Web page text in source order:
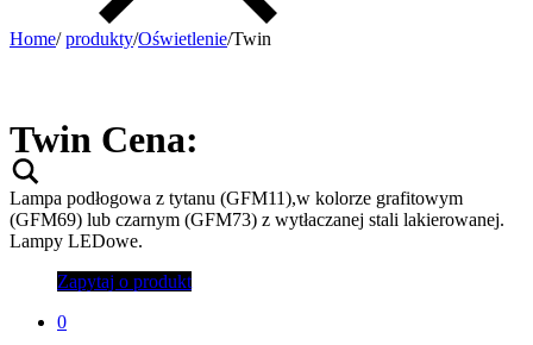
Home/ produkty/Oświetlenie/Twin
Twin Cena:
Lampa podłogowa z tytanu (GFM11),w kolorze grafitowym
(GFM69) lub czarnym (GFM73) z wytłaczanej stali lakierowanej.
Lampy LEDowe.
Zapytaj o produkt
0